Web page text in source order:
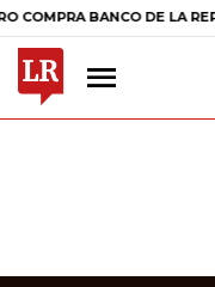
BANCO DE LA REPÚBLICA